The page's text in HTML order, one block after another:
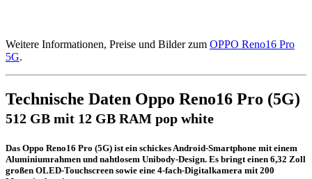
Weitere Informationen, Preise und Bilder zum OPPO Reno16 Pro
5G.
Technische Daten Oppo Reno16 Pro (5G)
512 GB mit 12 GB RAM pop white
Das Oppo Reno16 Pro (5G) ist ein schickes Android-Smartphone mit einem
Aluminiumrahmen und nahtlosem Unibody-Design. Es bringt einen 6,32 Zoll
großen OLED-Touchscreen sowie eine 4-fach-Digitalkamera mit 200